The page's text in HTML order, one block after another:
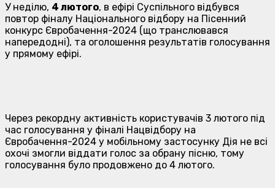
У неділю, 4 лютого, в ефірі Суспільного відбувся
повтор фіналу Національного відбору на Пісенний
конкурс Євробачення-2024 (що транслювався
напередодні), та оголошення результатів голосування
у прямому ефірі.
Через рекордну активність користувачів 3 лютого під
час голосування у фіналі Нацвідбору на
Євробачення-2024 у мобільному застосунку Дія не всі
охочі змогли віддати голос за обрану пісню, тому
голосування було продовжено до 4 лютого.